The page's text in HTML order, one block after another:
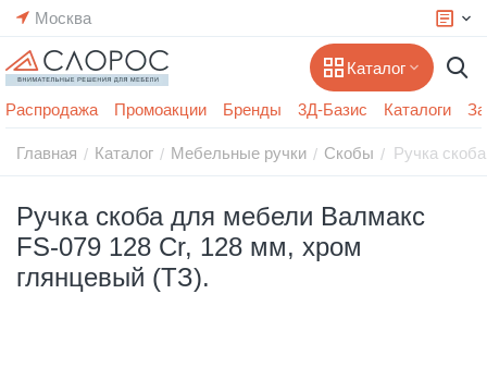
Москва
Каталог
Распродажа Промоакции Бренды 3Д-Базис Каталоги
Главная / Каталог / Мебельные ручки / Скобы / Ручка
Ручка скоба для мебели Валмакс
FS-079 128 Cr, 128 мм, хром
глянцевый (ТЗ).